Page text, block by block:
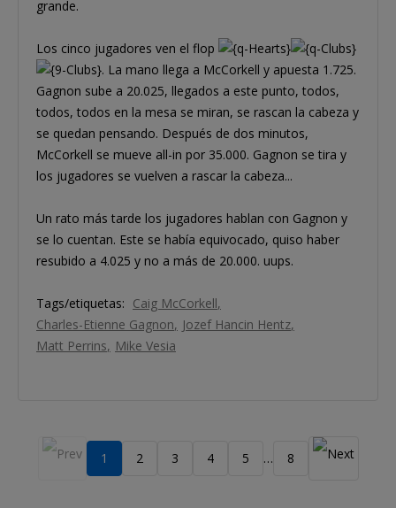
grande.
Los cinco jugadores ven el flop
. La mano llega a McCorkell y apuesta 1.725.
Gagnon sube a 20.025, llegados a este punto, todos,
todos, todos en la mesa se miran, se rascan la cabeza y
se quedan pensando. Después de dos minutos,
McCorkell se mueve all-in por 35.000. Gagnon se tira y
los jugadores se vuelven a rascar la cabeza...
Un rato más tarde los jugadores hablan con Gagnon y
se lo cuentan. Este se había equivocado, quiso haber
resubido a 4.025 y no a más de 20.000. uups.
Tags/etiquetas: Caig McCorkell
Charles-Etienne Gagnon
Jozef Hancin Hentz
Matt Perrins
Mike Vesia
1 2 3 4 5 … 8